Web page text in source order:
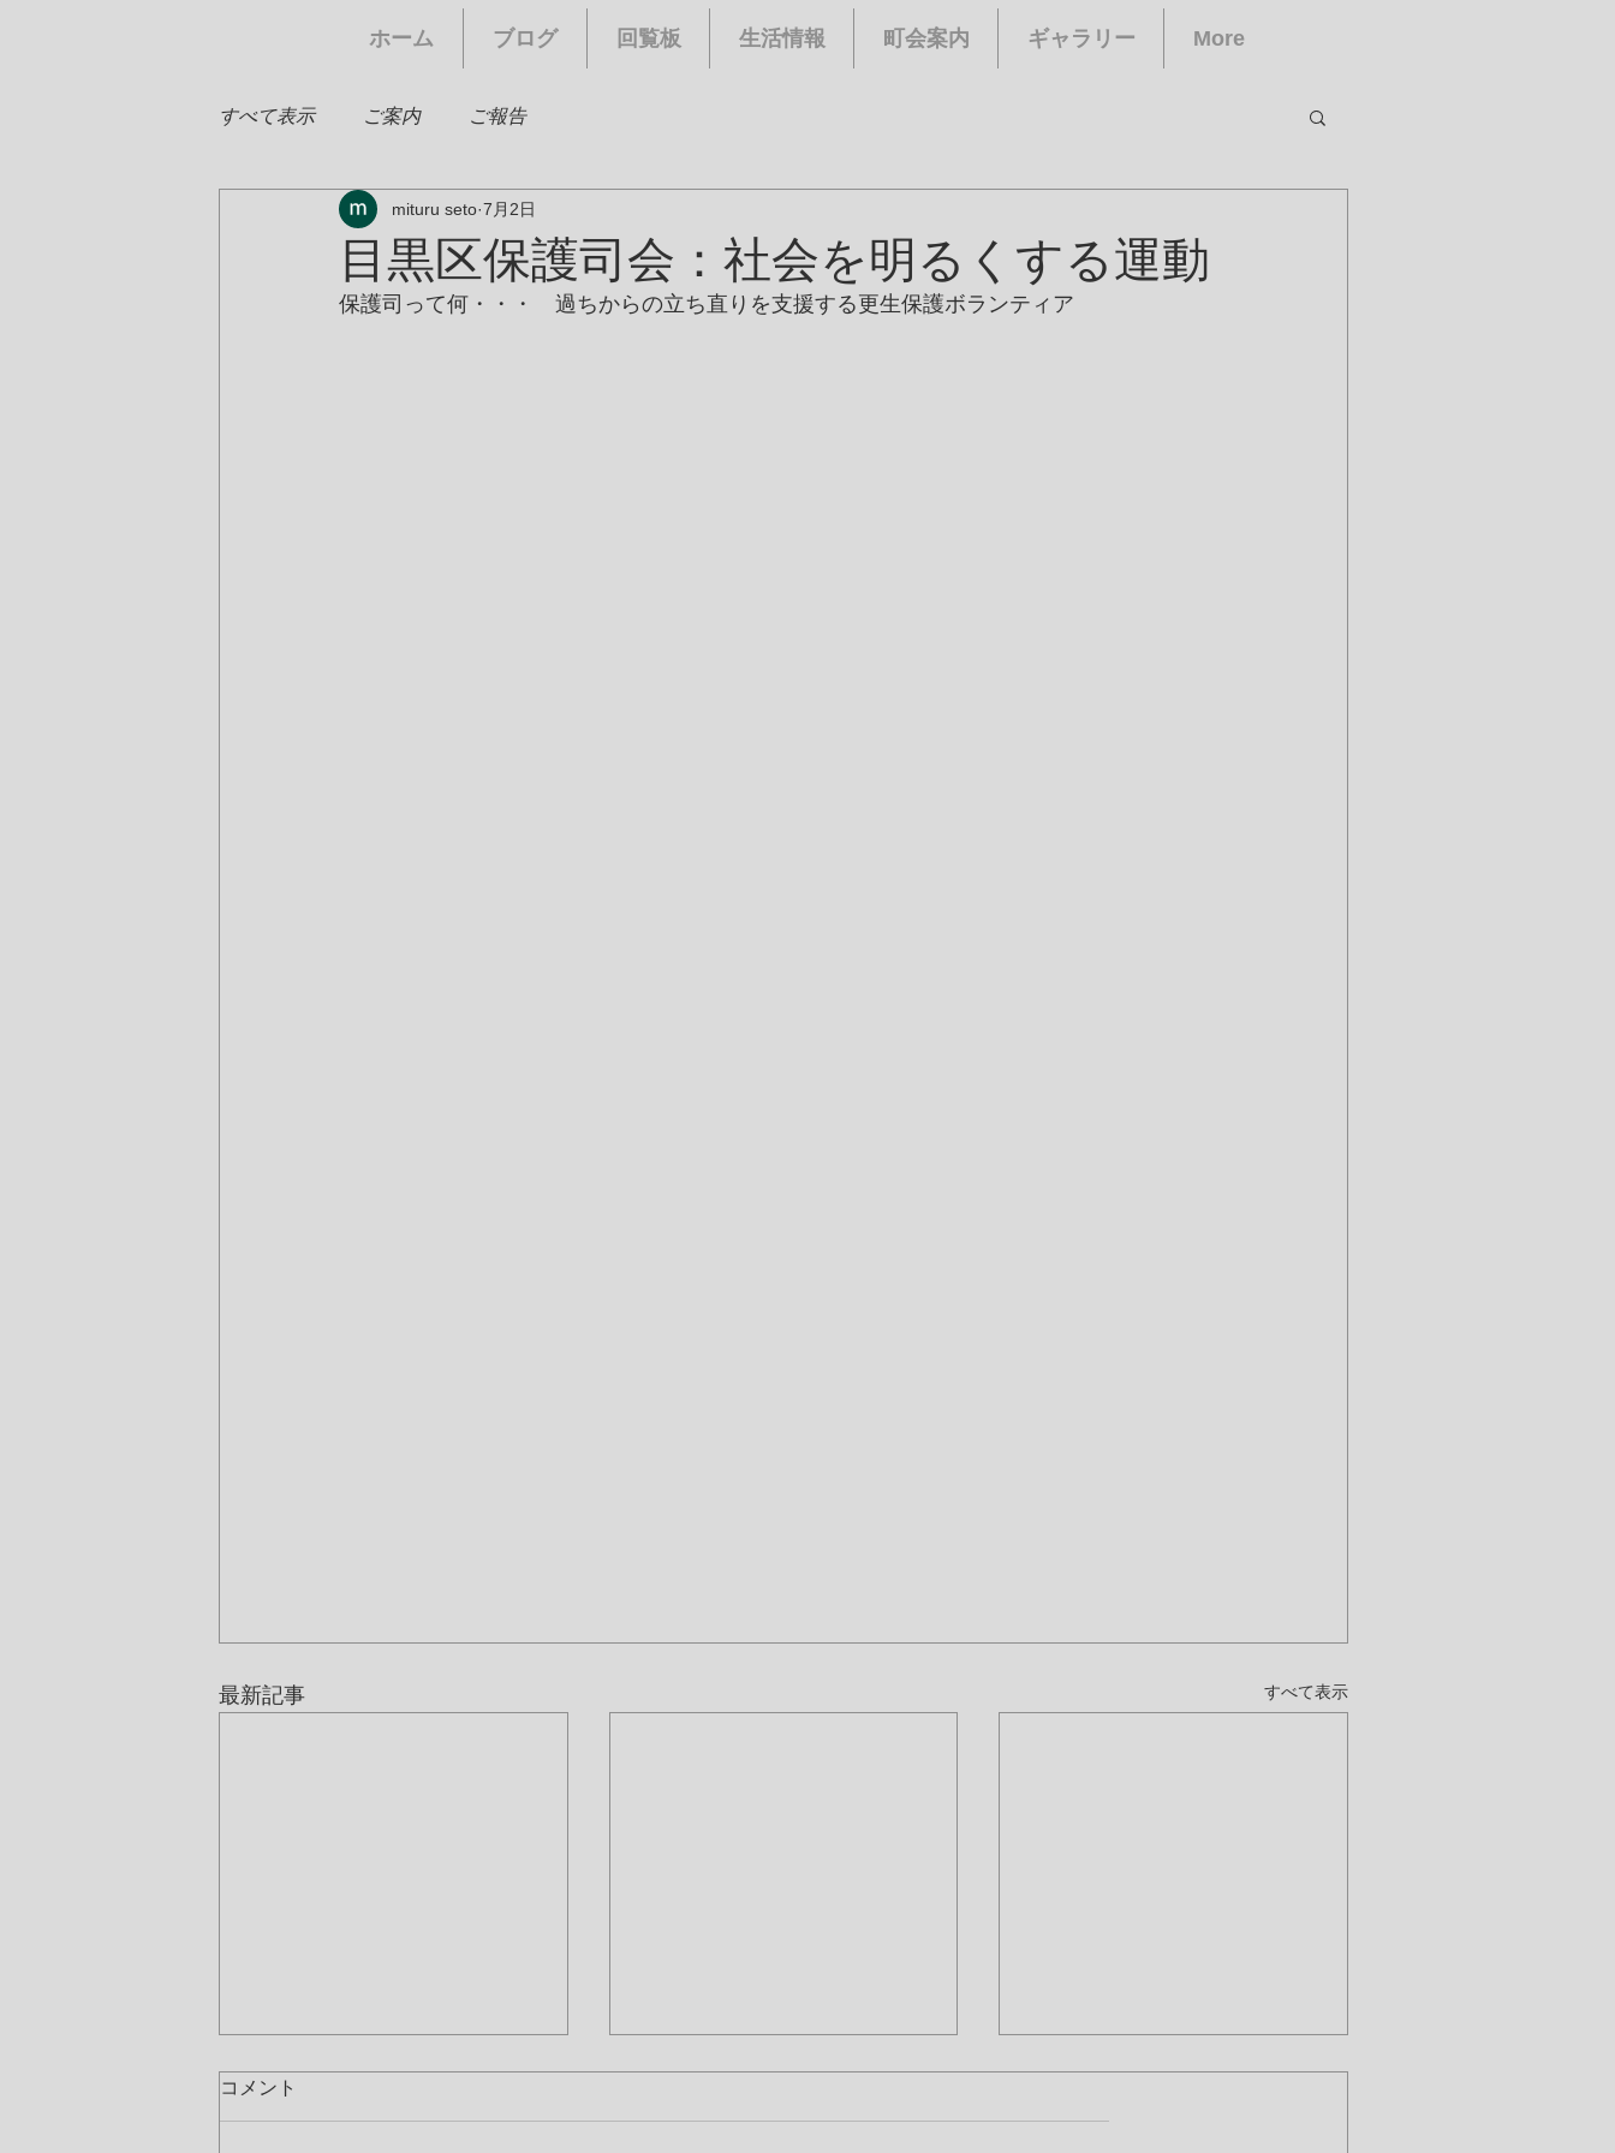
ホーム ブログ 回覧板 生活情報 町会案内 ギャラリー More
すべて表示 ご案内 ご報告
目黒区保護司会：社会を明るくする運動
mituru seto 7月2日
保護司って何・・・　過ちからの立ち直りを支援する更生保護ボランティア
最新記事 すべて表示
コメント